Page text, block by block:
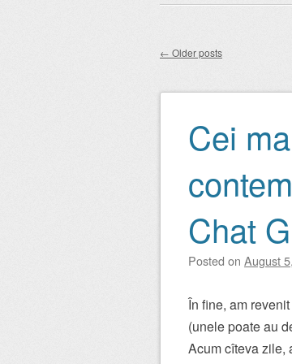
Post
← Older posts
Cei
Chat
Posted on August
În fine, am
(unele poate au
Acum cîteva zile,